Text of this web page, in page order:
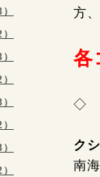
方
各
◇
ク
南